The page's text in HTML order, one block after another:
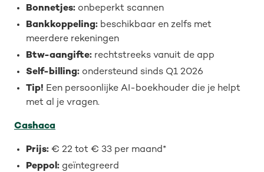
Bonnetjes: onbeperkt scannen
Bankkoppeling: beschikbaar en zelfs met
meerdere rekeningen
Btw-aangifte: rechtstreeks vanuit de app
Self-billing: ondersteund sinds Q1 2026
Tip! Een persoonlijke AI-boekhouder die je helpt
met al je vragen.
Cashaca
Prijs: € 22 tot € 33 per maand*
Peppol: geïntegreerd